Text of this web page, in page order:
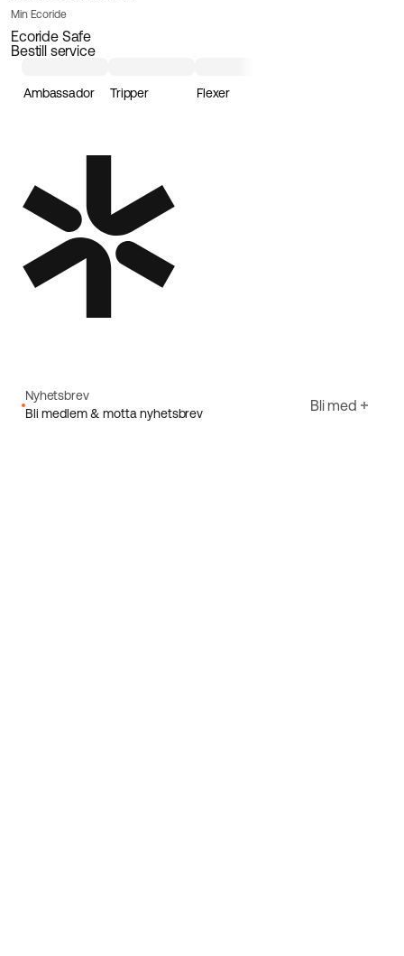
Min Ecoride
Ecoride Safe
Bestill service
Ambassador Tripper Flexer
Nyhetsbrev
Bli medlem & motta nyhetsbrev
Bli med